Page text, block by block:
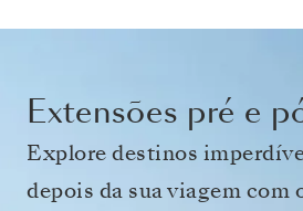
Extensões pré e
Explore destinos
depois da sua viagem com